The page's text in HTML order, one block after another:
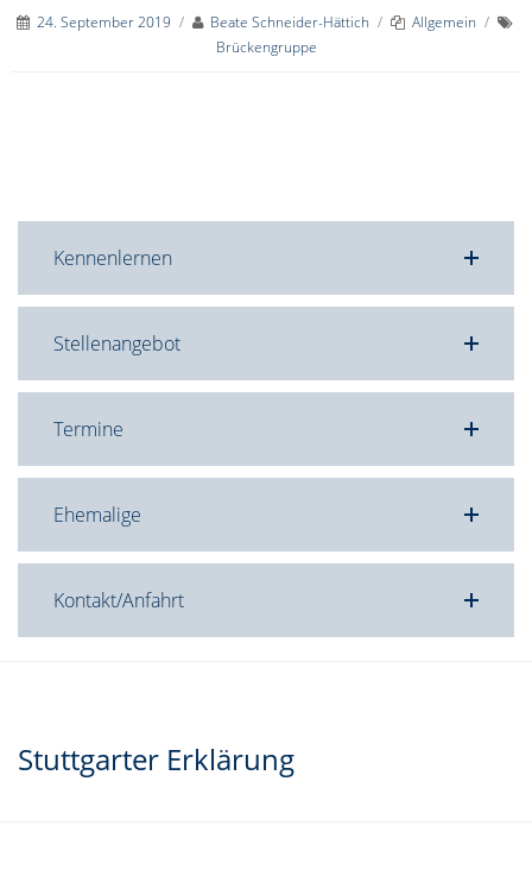
24. September 2019 / Beate Schneider-Hättich / Allgemein /
Brückengruppe
Kennenlernen
Stellenangebot
Termine
Ehemalige
Kontakt/Anfahrt
Stuttgarter Erklärung